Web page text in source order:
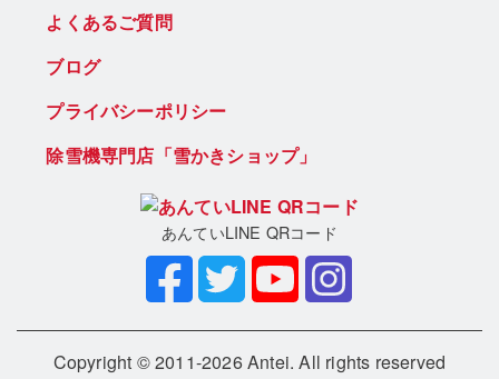
よくあるご質問
ブログ
プライバシーポリシー
除雪機専門店「雪かきショップ」
あんていLINE QRコード
Copyright © 2011-2026 Antei. All rights reserved